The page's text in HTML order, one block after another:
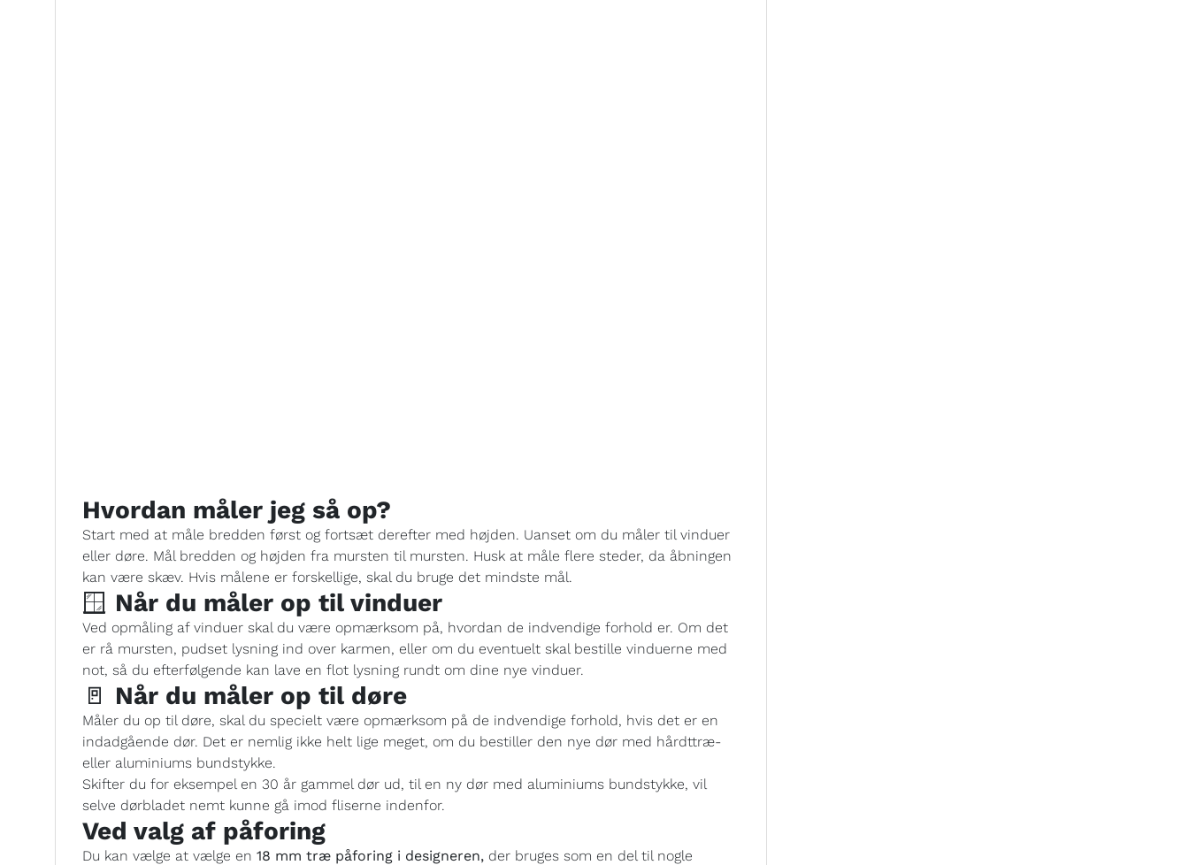
Hvordan måler jeg så op?
Start med at måle bredden først og fortsæt derefter med højden. Uanset om du måler til vinduer
eller døre. Mål bredden og højden fra mursten til mursten. Husk at måle flere steder, da åbningen
kan være skæv. Hvis målene er forskellige, skal du bruge det mindste mål.
🪟 Når du måler op til vinduer
Ved opmåling af vinduer skal du være opmærksom på, hvordan de indvendige forhold er. Om det
er rå mursten, pudset lysning ind over karmen, eller om du eventuelt skal bestille vinduerne med
not, så du efterfølgende kan lave en flot lysning rundt om dine nye vinduer.
🚪 Når du måler op til døre
Måler du op til døre, skal du specielt være opmærksom på de indvendige forhold, hvis det er en
indadgående dør. Det er nemlig ikke helt lige meget, om du bestiller den nye dør med hårdttræ-
eller aluminiums bundstykke.
Skifter du for eksempel en 30 år gammel dør ud, til en ny dør med aluminiums bundstykke, vil
selve dørbladet nemt kunne gå imod fliserne indenfor.
Ved valg af påforing
Du kan vælge at vælge en 18 mm træ påforing i designeren, der bruges som en del til nogle